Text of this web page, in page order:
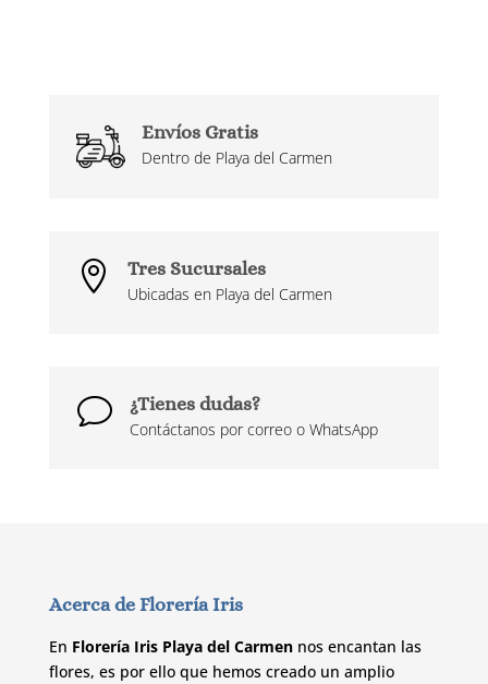
Envíos Gratis
Dentro de Playa del Carmen
 Tres Sucursales
Ubicadas en Playa del Carmen
v ¿Tienes dudas?
Contáctanos por correo o WhatsApp
Acerca de Florería Iris
En Florería Iris Playa del Carmen nos encantan las
flores, es por ello que hemos creado un amplio